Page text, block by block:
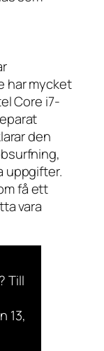
har mycket
Core i7-
den
uppgifter.
få ett
vara
Till
13,